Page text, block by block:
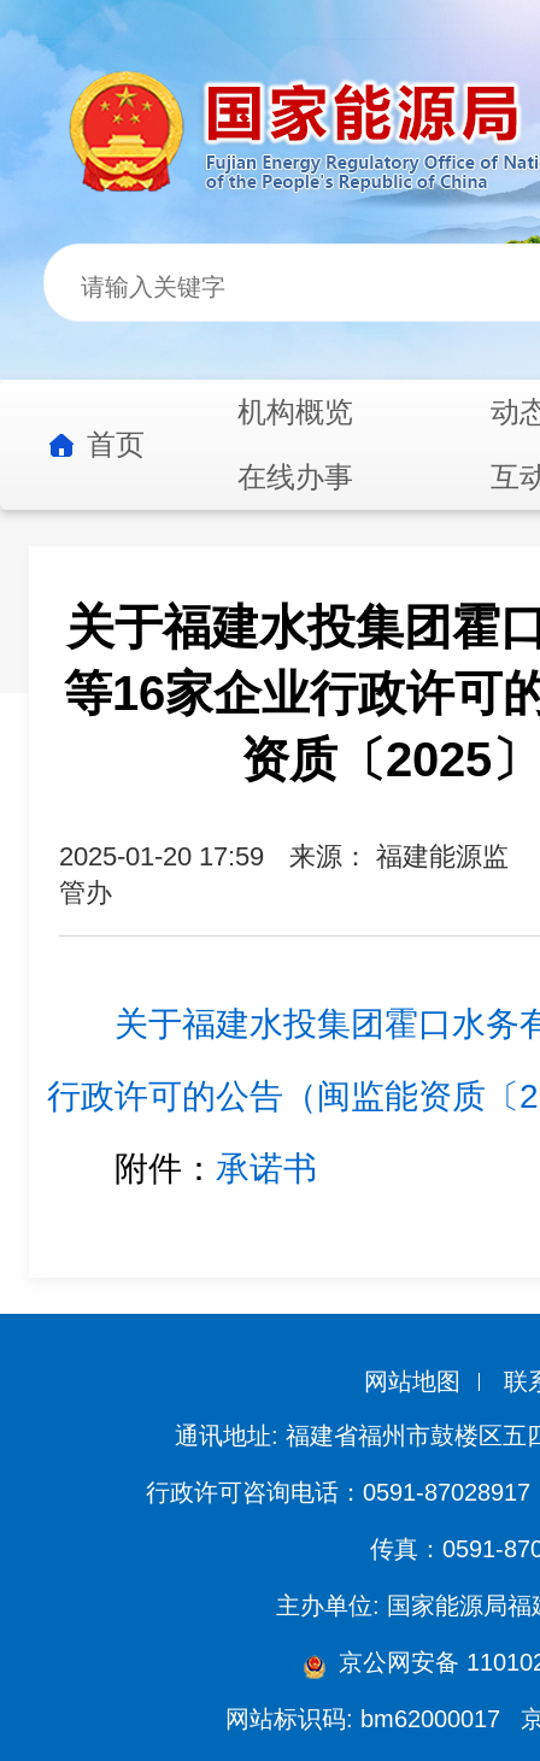
首页
机构概览
动
在线办事
互
关于福建水投集团霍
等16家企业行政许可
资质〔2025
2025-01-20 17:59
来源： 福建能源监
管办
关于福建水投集团霍口水务
行政许可的公告（闽监能资质〔
附件： 承诺书
网站地图 联
通讯地址: 福建省福州市鼓楼区五
行政许可咨询电话：0591-
传真：0591-
主办单位: 国家能源局福
京公网安备
网站标识码: bm62000017